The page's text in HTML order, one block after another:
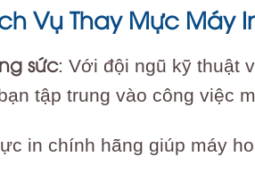
Vụ Thay Mực Máy
sức: Với đội ngũ kỹ thuật
tập trung vào công việc
in chính hãng giúp máy